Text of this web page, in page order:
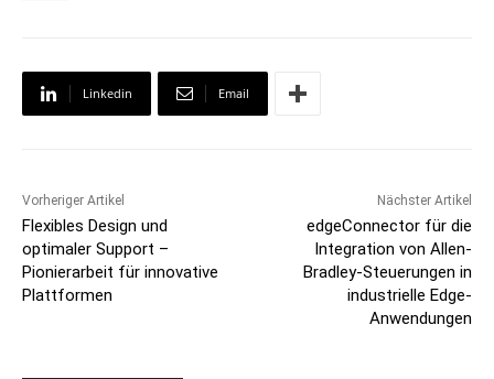
Linkedin Email
Vorheriger Artikel
Flexibles Design und
optimaler Support –
Pionierarbeit für innovative
Plattformen
Nächster Artikel
edgeConnector für die
Integration von Allen-
Bradley-Steuerungen in
industrielle Edge-
Anwendungen